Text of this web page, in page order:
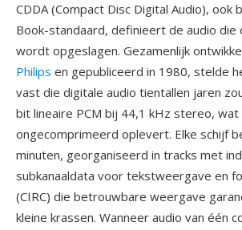
CDDA (Compact Disc Digital Audio), ook
Book-standaard, definieert de audio die
wordt opgeslagen. Gezamenlijk
Philips en gepubliceerd in 1980, stelde
vast die digitale audio tientallen jaren
bit lineaire PCM bij 44,1 kHz stereo, wat
ongecomprimeerd oplevert. Elke schijf
minuten, georganiseerd in tracks met
subkanaaldata voor tekstweergave en
(CIRC) die betrouwbare weergave
kleine krassen. Wanneer audio van één